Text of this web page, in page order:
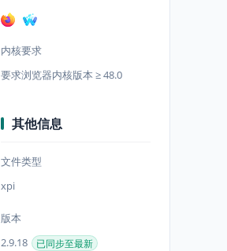
内核要求
要求浏览器内核版本 ≥ 48.0
其他信息
文件类型
xpi
版本
2.9.18
已同步至最新